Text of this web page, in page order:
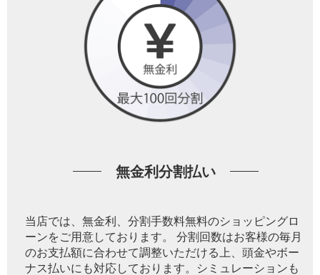
無金利分割払い
当店では、無金利、分割手数料無料のショッピングロ
ーンをご用意しております。 分割回数はお客様の毎月
のお支払額に合わせて調整いただける上、頭金やボー
ナス払いにも対応しております。シミュレーションも